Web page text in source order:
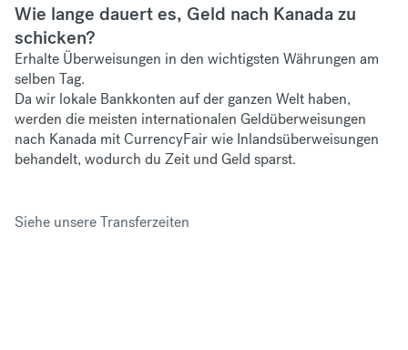
Wie lange dauert es, Geld nach Kanada zu
schicken?
Erhalte Überweisungen in den wichtigsten Währungen am
selben Tag.
Da wir lokale Bankkonten auf der ganzen Welt haben,
werden die meisten internationalen Geldüberweisungen
nach Kanada mit CurrencyFair wie Inlandsüberweisungen
behandelt, wodurch du Zeit und Geld sparst.
Siehe unsere Transferzeiten